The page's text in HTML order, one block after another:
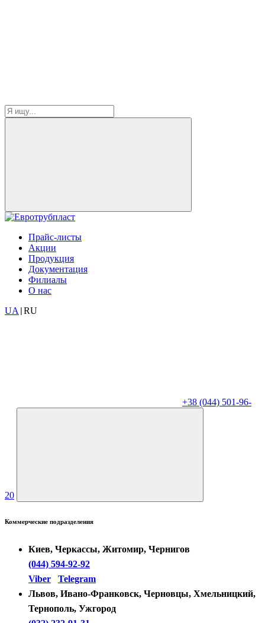
Прайс-листы
Акции
Продукция
Документация
Филиалы
О нас
UA RU
+38 (044) 501-96-
20
Коммерческие подразделения
Киев, Черкассы, Житомир, Чернигов
(044) 594-92-92
Viber
Telegram
Львов, Ивано-Франковск, Черновцы, Хмельницкий,
Тернополь, Ужгород